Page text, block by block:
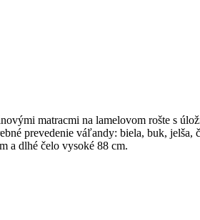
matracmi na lamelovom rošte s
prevedenie váľandy: biela, buk, jelša,
a dlhé čelo vysoké 88 cm.